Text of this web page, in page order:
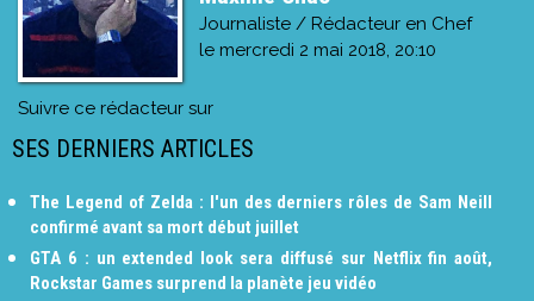
Journaliste / Rédacteur en Chef
le mercredi 2 mai 2018, 20:10
Suivre ce rédacteur sur
SES DERNIERS ARTICLES
The Legend of Zelda : l'un des derniers rôles de Sam Neill
confirmé avant sa mort début juillet
GTA 6 : un extended look sera diffusé sur Netflix fin août,
Rockstar Games surprend la planète jeu vidéo